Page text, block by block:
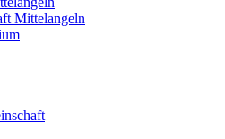
Mittelangeln